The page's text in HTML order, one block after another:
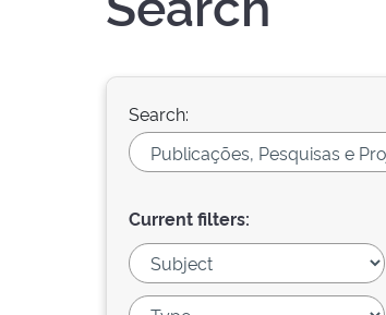
Search:
Current filters: